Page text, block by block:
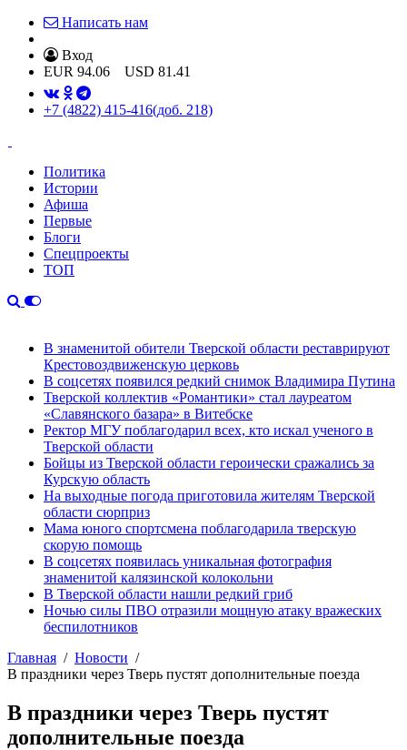
Написать нам
Вход
EUR 94.06 USD 81.41
+7 (4822) 415-416(доб. 218)
Политика
Истории
Афиша
Первые
Блоги
Спецпроекты
ТОП
В знаменитой обители Тверской области реставрируют
Крестовоздвиженскую церковь
В соцсетях появился редкий снимок Владимира Путина
Тверской коллектив «Романтики» стал лауреатом
«Славянского базара» в Витебске
Ректор МГУ поблагодарил всех, кто искал ученого в
Тверской области
Бойцы из Тверской области героически сражались за
Курскую область
На выходные погода приготовила жителям Тверской
области сюрприз
Мама юного спортсмена поблагодарила тверскую
скорую помощь
В соцсетях появилась уникальная фотография
знаменитой калязинской колокольни
В Тверской области нашли редкий гриб
Ночью силы ПВО отразили мощную атаку вражеских
беспилотников
Главная
Новости
В праздники через Тверь пустят дополнительные поезда
В праздники через Тверь пустят
дополнительные поезда